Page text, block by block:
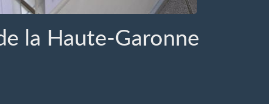
la Haute-Garonne